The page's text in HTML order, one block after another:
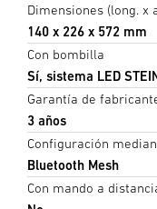
Dimensiones (long. x
140 x 226 x 572 mm
Con bombilla
Sí, sistema LED
Garantía de
3 años
Configuración
Bluetooth Mesh
Con mando a